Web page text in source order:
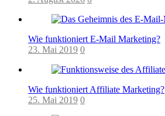
Wie funktioniert E-Mail Marketing?
23. Mai 2019 0
Wie funktioniert Affiliate Marketing?
25. Mai 2019 0